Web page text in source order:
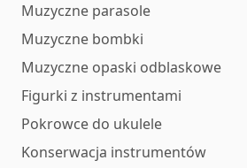
Muzyczne parasole
Muzyczne bombki
Muzyczne opaski odblaskowe
Figurki z instrumentami
Pokrowce do ukulele
Konserwacja instrumentów